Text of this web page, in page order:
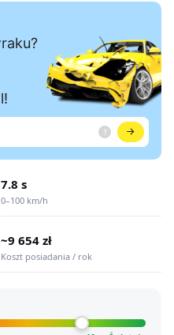
7.8 s
0–100 km/h
~9 654 zł
Koszt posiadania / rok